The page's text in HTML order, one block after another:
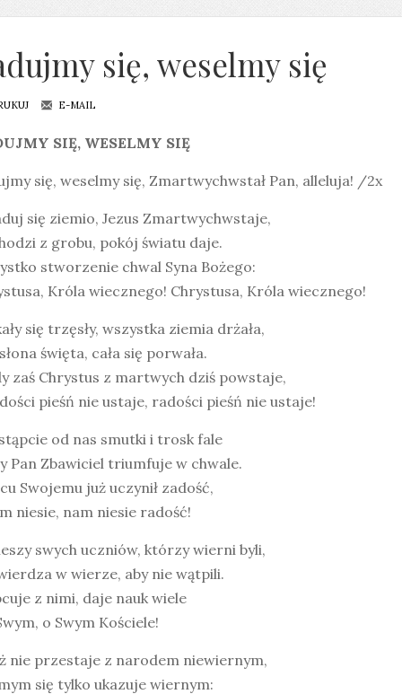
się, weselmy się
E-MAIL
SIĘ, WESELMY SIĘ
się, weselmy się, Zmartwychwstał Pan, alleluja! /2x
się ziemio, Jezus Zmartwychwstaje,
z grobu, pokój światu daje.
stworzenie chwal Syna Bożego:
Króla wiecznego! Chrystusa, Króla wiecznego!
się trzęsły, wszystka ziemia drżała,
święta, cała się porwała.
zaś Chrystus z martwych dziś powstaje,
pieśń nie ustaje, radości pieśń nie ustaje!
od nas smutki i trosk fale
Pan Zbawiciel triumfuje w chwale.
Swojemu już uczynił zadość,
niesie, nam niesie radość!
swych uczniów, którzy wierni byli,
w wierze, aby nie wątpili.
z nimi, daje nauk wiele
o Swym Kościele!
nie przestaje z narodem niewiernym,
się tylko ukazuje wiernym: